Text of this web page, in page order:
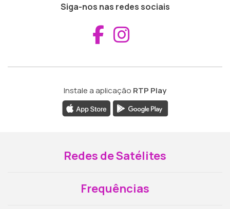
Siga-nos nas redes sociais
Aceder ao
Instale a aplicação RTP Play
Redes de Satélites
Frequências